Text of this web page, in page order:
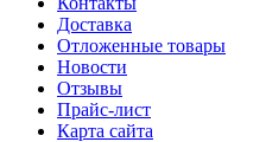
Доставка
Отложенные товары
Новости
Отзывы
Прайс-лист
Карта сайта